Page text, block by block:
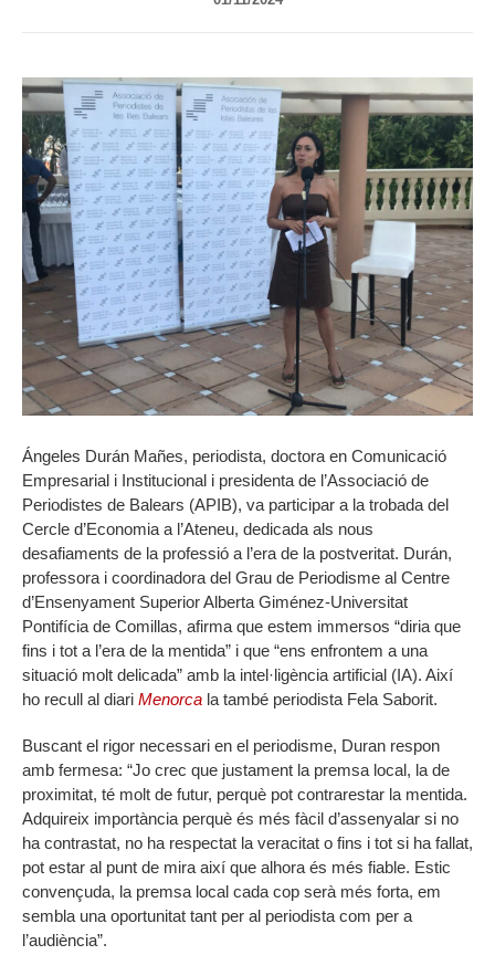
Ángeles Durán Mañes, periodista, doctora en Comunicació
Empresarial i Institucional i presidenta de l’Associació de
Periodistes de Balears (APIB), va participar a la trobada del
Cercle d’Economia a l’Ateneu, dedicada als nous
desafiaments de la professió a l’era de la postveritat. Durán,
professora i coordinadora del Grau de Periodisme al Centre
d’Ensenyament Superior Alberta Giménez-Universitat
Pontifícia de Comillas, afirma que estem immersos “diria que
fins i tot a l’era de la mentida” i que “ens enfrontem a una
situació molt delicada” amb la intel·ligència artificial (IA). Així
ho recull al diari Menorca la també periodista Fela Saborit.
Buscant el rigor necessari en el periodisme, Duran respon
amb fermesa: “Jo crec que justament la premsa local, la de
proximitat, té molt de futur, perquè pot contrarestar la mentida.
Adquireix importància perquè és més fàcil d’assenyalar si no
ha contrastat, no ha respectat la veracitat o fins i tot si ha fallat,
pot estar al punt de mira així que alhora és més fiable. Estic
convençuda, la premsa local cada cop serà més forta, em
sembla una oportunitat tant per al periodista com per a
l’audiència”.